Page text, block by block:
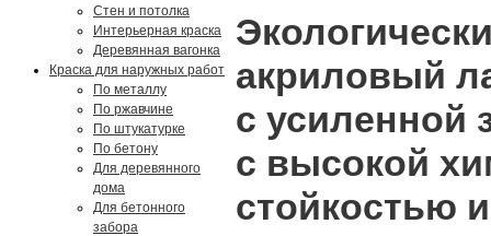
Стен и потолка
Интерьерная краска
Деревянная вагонка
Краска для наружных работ
По металлу
По ржавчине
По штукатурке
По бетону
Для деревянного
дома
Для бетонного
забора
акриловый
с усиленной
с высокой
стойкостью